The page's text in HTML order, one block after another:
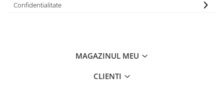
Confidentialitate
MAGAZINUL MEU
CLIENTI